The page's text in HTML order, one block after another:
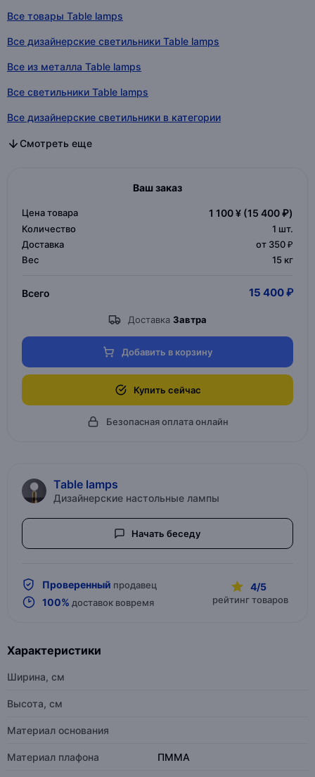
Все товары Table lamps
Все дизайнерские светильники Table lamps
Все из металла Table lamps
Все светильники Table lamps
Все дизайнерские светильники в категории
Все из металла в категории
Все светильники в категории
Смотреть еще
Ваш заказ
Цена товара 1 100 ¥ (15 400 ₽)
Количество 1 шт.
Доставка
от 350 ₽
Вес
15 кг
Всего 15 400 ₽
Доставка Завтра
Добавить в корзину
Купить сейчас
Безопасная оплата онлайн
Table lamps
Дизайнерские настольные лампы
Начать беседу
Проверенный продавец
100% доставок вовремя
4/5
рейтинг товаров
Характеристики
Ширина, см
Высота, см
Материал основания
Материал плафона ПММА